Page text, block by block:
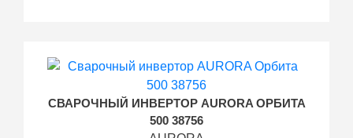
СВАРОЧНЫЙ ИНВЕРТОР AURORA ОРБИТА
500 38756